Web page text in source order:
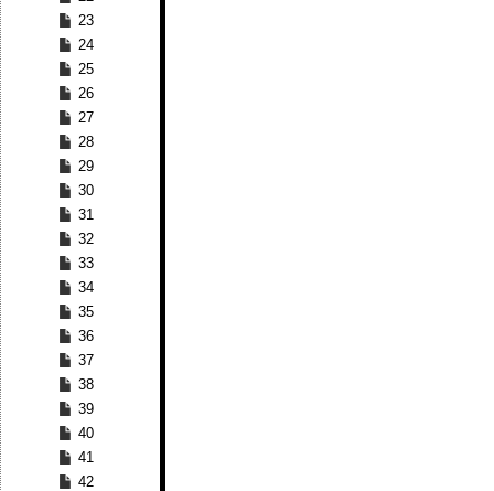
23
24
25
26
27
28
29
30
31
32
33
34
35
36
37
38
39
40
41
42